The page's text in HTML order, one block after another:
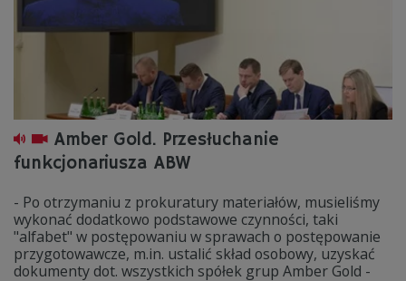
Amber Gold. Przesłuchanie
funkcjonariusza ABW
- Po otrzymaniu z prokuratury materiałów, musieliśmy
wykonać dodatkowo podstawowe czynności, taki
"alfabet" w postępowaniu w sprawach o postępowanie
przygotowawcze, m.in. ustalić skład osobowy, uzyskać
dokumenty dot. wszystkich spółek grup Amber Gold -